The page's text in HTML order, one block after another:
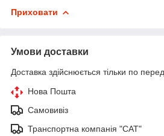
Приховати
Умови доставки
Доставка здійснюється тільки по
Нова Пошта
Самовивіз
Транспортна компанія "САТ"